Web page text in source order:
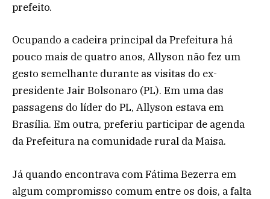
prefeito.
Ocupando a cadeira principal da Prefeitura há
pouco mais de quatro anos, Allyson não fez um
gesto semelhante durante as visitas do ex-
presidente Jair Bolsonaro (PL). Em uma das
passagens do líder do PL, Allyson estava em
Brasília. Em outra, preferiu participar de agenda
da Prefeitura na comunidade rural da Maisa.
Já quando encontrava com Fátima Bezerra em
algum compromisso comum entre os dois, a falta